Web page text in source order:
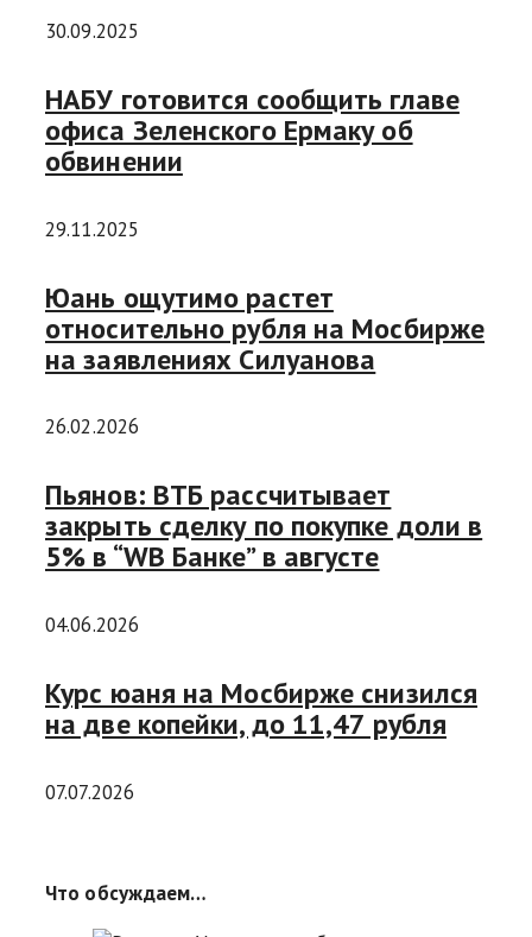
30.09.2025
НАБУ готовится сообщить главе
офиса Зеленского Ермаку об
обвинении
29.11.2025
Юань ощутимо растет
относительно рубля на Мосбирже
на заявлениях Силуанова
26.02.2026
Пьянов: ВТБ рассчитывает
закрыть сделку по покупке доли в
5% в “WB Банке” в августе
04.06.2026
Курс юаня на Мосбирже снизился
на две копейки, до 11,47 рубля
07.07.2026
Что обсуждаем…